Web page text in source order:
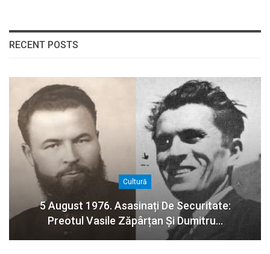
RECENT POSTS
Cultură
5 August 1976. Asasinați De Securitate:
Preotul Vasile Zăpârțan Și Dumitru…